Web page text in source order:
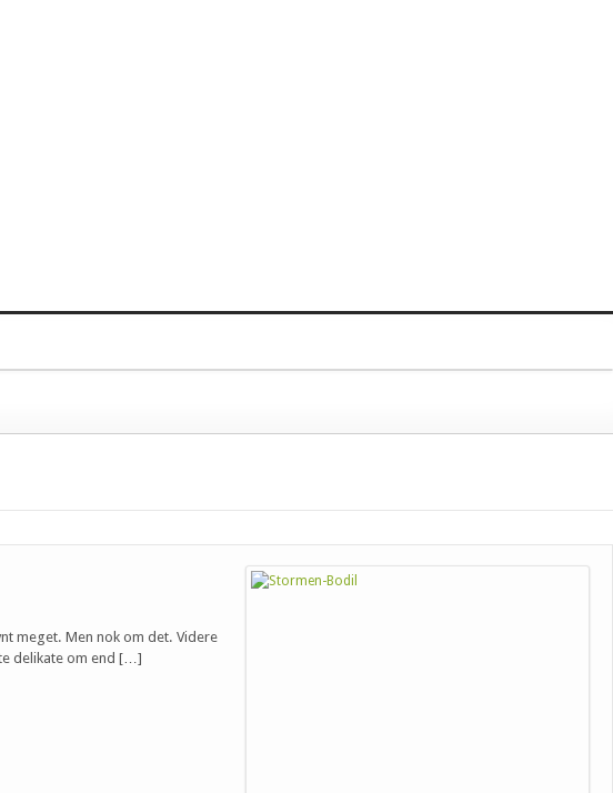
meget. Men nok om det. Videre
delikate om end […]